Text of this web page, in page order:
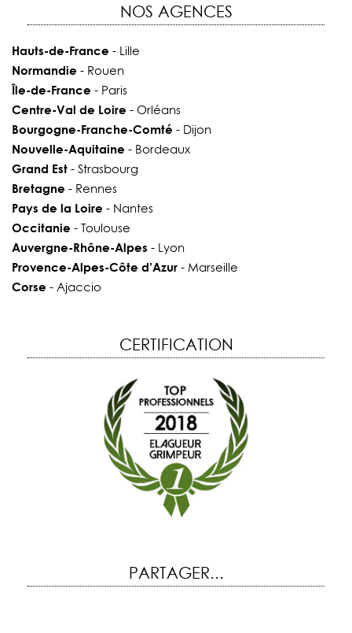
NOS AGENCES
Hauts-de-France - Lille
Normandie - Rouen
Île-de-France - Paris
Centre-Val de Loire - Orléans
Bourgogne-Franche-Comté - Dijon
Nouvelle-Aquitaine - Bordeaux
Grand Est- Strasbourg
Bretagne - Rennes
Pays de la Loire - Nantes
Occitanie - Toulouse
Auvergne-Rhône-Alpes - Lyon
Provence-Alpes-Côte d’Azur- Marseille
Corse - Ajaccio
CERTIFICATION
PARTAGER...